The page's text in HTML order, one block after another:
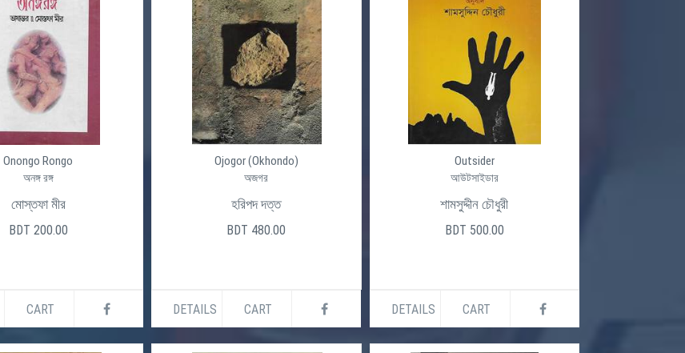
Onongo Rongo
অনঙ্গ রঙ্গ
মোস্তফা মীর
BDT 200.00
CART
Ojogor (Okhondo)
অজগর
হরিপদ দত্ত
BDT 480.00
DETAILS CART
Outsider
আউটসাইডার
শামসুদ্দীন চৌধুরী
BDT 500.00
DETAILS CART